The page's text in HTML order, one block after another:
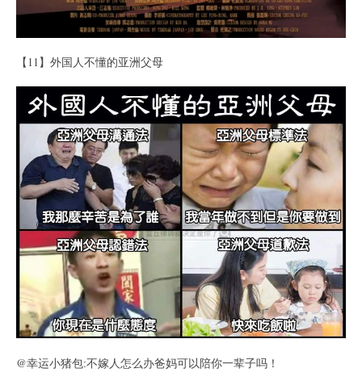
【11】外国人不懂的亚洲父母
@幸运小猪包:不嫁人怎么办爸妈可以陪你一辈子吗！